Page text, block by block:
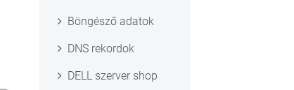
Böngésző adatok
DNS rekordok
DELL szerver shop